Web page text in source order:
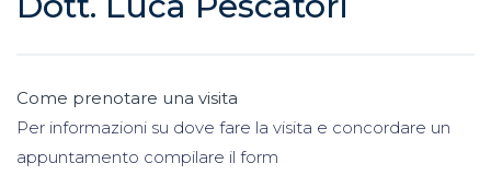
Come prenotare una visita
Per informazioni su dove fare la visita e concordare un
appuntamento compilare il form